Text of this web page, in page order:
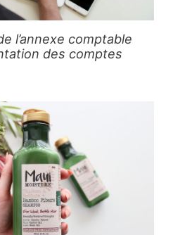
l’annexe comptable
des comptes